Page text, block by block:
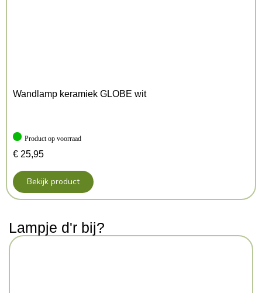
Wandlamp keramiek GLOBE wit
Product op voorraad
€ 25,95
Bekijk product
Lampje d'r bij?